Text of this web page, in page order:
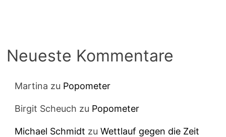
Neueste Kommentare
Martina zu Popometer
Birgit Scheuch zu Popometer
Michael Schmidt zuWettlauf gegen die Zeit